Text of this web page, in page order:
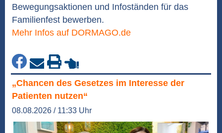
Bewegungsaktionen und Infoständen für das
Familienfest bewerben.
Mehr Infos auf DORMAGO.de
„Chancen des Gesetzes im Interesse der
Patienten nutzen“
08.08.2026 / 11:33 Uhr